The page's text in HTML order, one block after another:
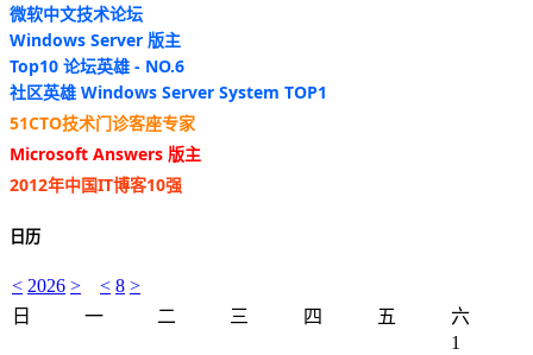
微软中文技术论坛
Windows Server 版主
Top10 论坛英雄 - NO.6
社区英雄 Windows Server System TOP1
51CTO技术门诊客座专家
Microsoft Answers 版主
2012年中国IT博客10强
日历
< 2026 > < 8 >
日
一 二 三 四 五
六
1